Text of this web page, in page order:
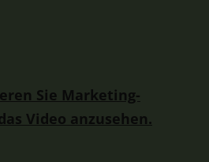
Sie Marketing-
Video anzusehen.